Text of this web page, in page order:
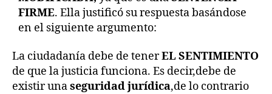
FIRME. Ella justificó su respuesta basándose
en el siguiente argumento:
La ciudadanía debe de tenerEL SENTIMIENTO
de que la justicia funciona. Es decir,debe de
existir unaseguridad jurídica,de lo contrario